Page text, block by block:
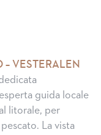
– VESTERALEN
guida locale
litorale, per
La vista